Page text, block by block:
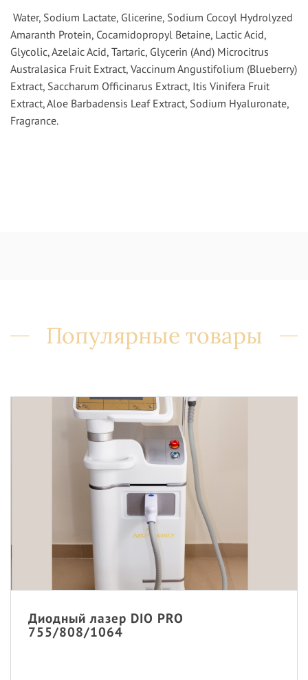
Water, Sodium Lactate, Glicerine, Sodium Cocoyl Hydrolyzed
Amaranth Protein, Cocamidopropyl Betaine, Lactic Acid,
Glycolic, Azelaic Acid, Tartaric, Glycerin (And) Microcitrus
Australasica Fruit Extract, Vaccinum Angustifolium (Blueberry)
Extract, Saccharum Officinarus Extract, Itis Vinifera Fruit
Extract, Aloe Barbadensis Leaf Extract, Sodium Hyaluronate,
Fragrance.
Популярные товары
Диодный лазер DIO PRO
755/808/1064